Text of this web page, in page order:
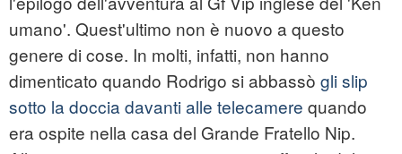
umano'. Quest'ultimo non è nuovo a questo
genere di cose. In molti, infatti, non hanno
dimenticato quando Rodrigo si abbassò gli slip
sotto la doccia davanti alle telecamere quando
era ospite nella casa del Grande Fratello Nip.